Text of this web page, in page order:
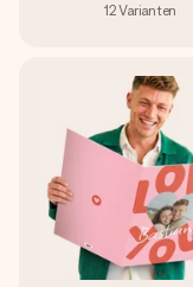
12Varianten